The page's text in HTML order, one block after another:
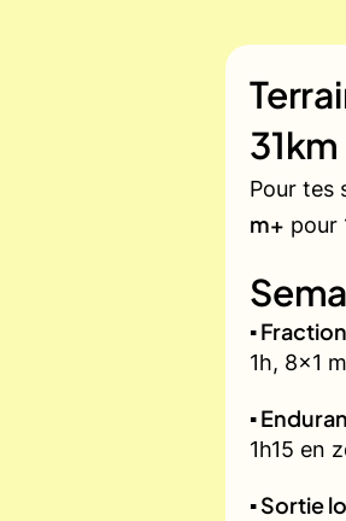
Pour tes
m+ pour
▪️
1h, 8x1
▪️
1h15 en
▪️ Sortie